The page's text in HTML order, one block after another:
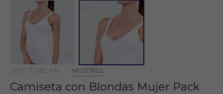
SKU: 713BLAN MUJERES
Camiseta con Blondas Mujer Pack